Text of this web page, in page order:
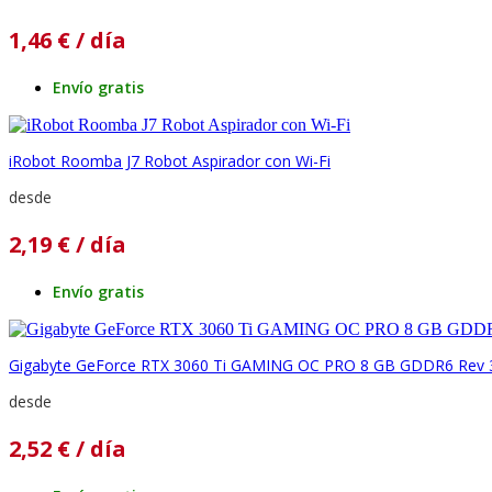
1,46 €/ día
Envío gratis
iRobot Roomba J7 Robot Aspirador con Wi-Fi
desde
2,19 €/ día
Envío gratis
Gigabyte GeForce RTX 3060 Ti GAMING OC PRO 8 GB GDDR6 Rev
desde
2,52 €/ día